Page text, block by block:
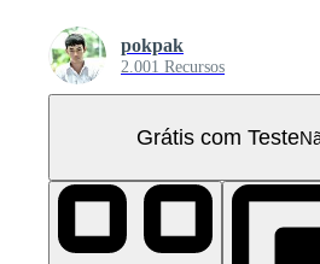
pokpak
2.001 Recursos
Grátis com Teste